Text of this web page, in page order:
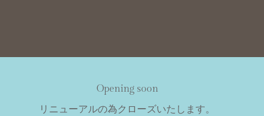
Opening soon
リニューアルの為クローズいたします。